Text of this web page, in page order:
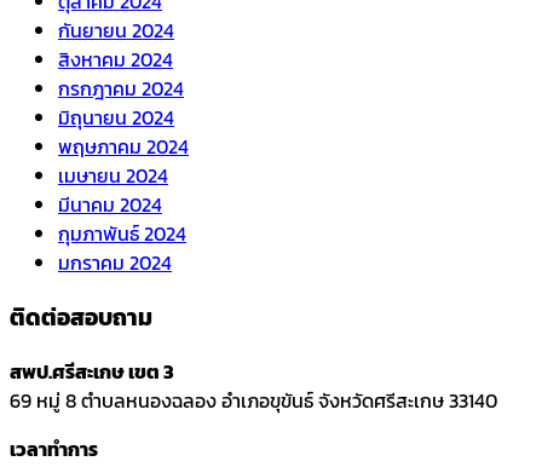
กันยายน 2024
สิงหาคม 2024
กรกฎาคม 2024
มิถุนายน 2024
พฤษภาคม 2024
เมษายน 2024
มีนาคม 2024
กุมภาพันธ์ 2024
มกราคม 2024
ติดต่อสอบถาม
สพป.ศรีสะเกษ เขต 3
69 หมู่ 8 ตำบลหนองฉลอง อำเภอขุขันธ์ จังหวัดศรีสะเกษ 33140
เวลาทำการ